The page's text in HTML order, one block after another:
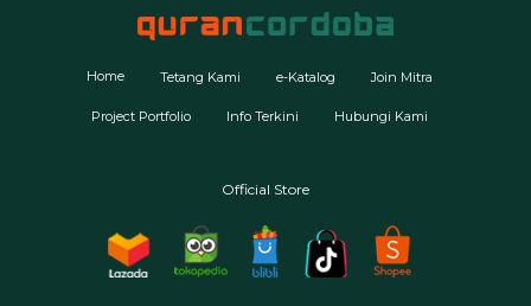
Home Tetang Kami e-Katalog Join Mitra
Project Portfolio Info Terkini Hubungi Kami
Official Store